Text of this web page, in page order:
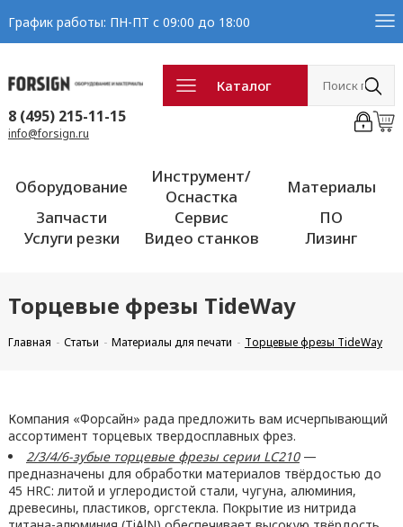
График работы: ПН-ПТ с 09:00 до 18:00
Каталог
8 (495) 215-11-15
info@forsign.ru
Оборудование
Инструмент/
Оснастка
Материалы
Запчасти
Сервис
ПО
Услуги резки
Видео станков Лизинг
Торцевые фрезы TideWay
Главная Статьи Материалы для печати Торцевые фрезы TideWay
Компания «Форсайн» рада предложить вам исчерпывающий
ассортимент торцевых твердосплавных фрез.
2/3/4/6-зубые торцевые фрезы серии LC210—
предназначены для обработки материалов твёрдостью до
45 HRC: литой и углеродистой стали, чугуна, алюминия,
древесины, пластиков, оргстекла. Покрытие из нитрида